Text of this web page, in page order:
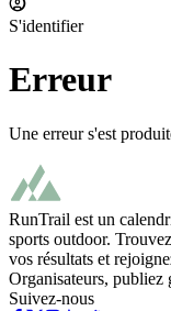
S'identifier
Erreur
Une erreur s'est
RunTrail est un
sports outdoor.
vos résultats et
Organisateurs, publiez
Suivez-nous